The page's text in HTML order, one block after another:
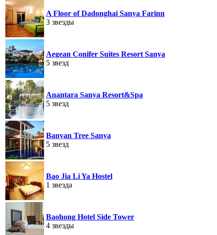
A Floor of Dadonghai Sanya Farinn
3 звезды
Aegean Conifer Suites Resort Sanya
5 звезд
Anantara Sanya Resort&Spa
5 звезд
Banyan Tree Sanya
5 звезд
Bao Jia Li Ya Hostel
1 звезда
Baohong Hotel Side Tower
4 звезды